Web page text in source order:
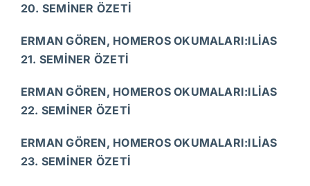
20. SEMİNER ÖZETİ
ERMAN GÖREN, HOMEROS OKUMALARI:ILİAS
21. SEMİNER ÖZETİ
ERMAN GÖREN, HOMEROS OKUMALARI:ILİAS
22. SEMİNER ÖZETİ
ERMAN GÖREN, HOMEROS OKUMALARI:ILİAS
23. SEMİNER ÖZETİ